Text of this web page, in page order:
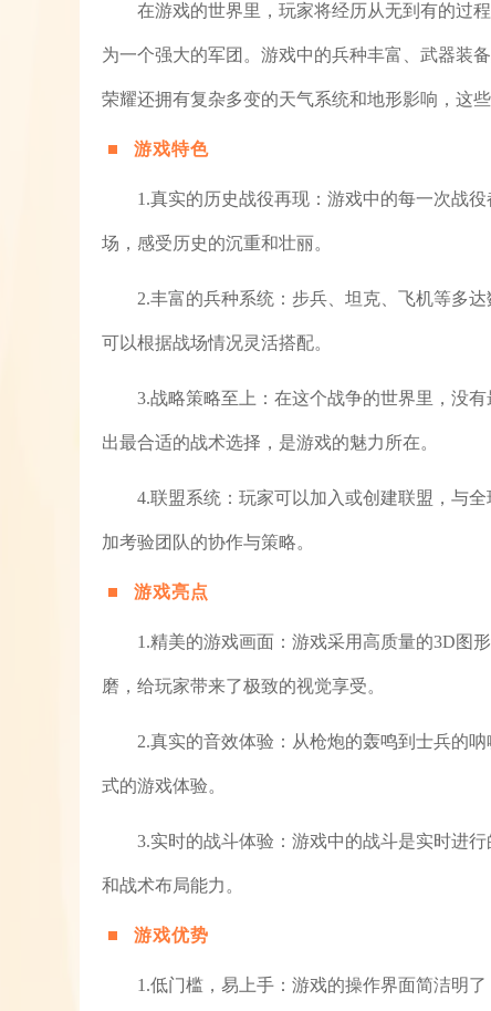
在游戏的世界里，玩家将经历从无到有的过
为一个强大的军团。游戏中的兵种丰富、武器装
荣耀还拥有复杂多变的天气系统和地形影响，这
游戏特色
1.真实的历史战役再现：游戏中的每一次战
场，感受历史的沉重和壮丽。
2.丰富的兵种系统：步兵、坦克、飞机等多
可以根据战场情况灵活搭配。
3.战略策略至上：在这个战争的世界里，没
出最合适的战术选择，是游戏的魅力所在。
4.联盟系统：玩家可以加入或创建联盟，与
加考验团队的协作与策略。
游戏亮点
1.精美的游戏画面：游戏采用高质量的3D图
磨，给玩家带来了极致的视觉享受。
2.真实的音效体验：从枪炮的轰鸣到士兵的
式的游戏体验。
3.实时的战斗体验：游戏中的战斗是实时进
和战术布局能力。
游戏优势
1.低门槛，易上手：游戏的操作界面简洁明